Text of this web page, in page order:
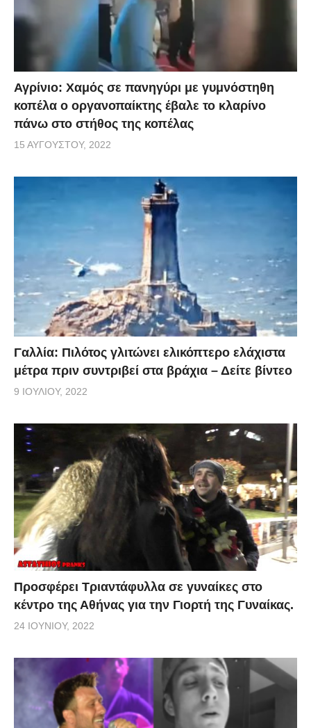
Αγρίνιο: Χαμός σε πανηγύρι με γυμνόστηθη
κοπέλα ο οργανοπαίκτης έβαλε το κλαρίνο
πάνω στο στήθος της κοπέλας
15 ΑΥΓΟΎΣΤΟΥ, 2022
Γαλλία: Πιλότος γλιτώνει ελικόπτερο ελάχιστα
μέτρα πριν συντριβεί στα βράχια – Δείτε βίντεο
9 ΙΟΥΛΊΟΥ, 2022
Προσφέρει Τριαντάφυλλα σε γυναίκες στο
κέντρο της Αθήνας για την Γιορτή της Γυναίκας.
24 ΙΟΥΝΊΟΥ, 2022